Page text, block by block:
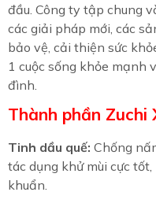
đầu. Công ty tập chung
các giải pháp mới, các
bảo vệ, cải thiện sức
1 cuộc sống khỏe mạnh
đình.
Thành phần Zuchi
Tinh dầu quế: Chống
tác dụng khử mùi cực
khuẩn.